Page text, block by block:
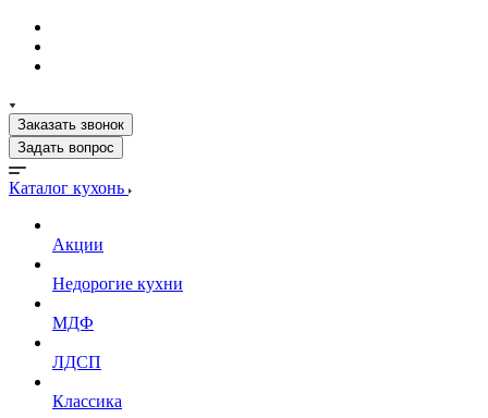
Заказать звонок
Задать вопрос
Каталог кухонь
Акции
Недорогие кухни
МДФ
ЛДСП
Классика